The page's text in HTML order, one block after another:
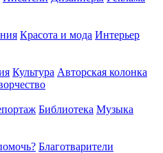
Красота и мода Интерьер
Культура Авторская колонка
Библиотека Музыка
Благотварители